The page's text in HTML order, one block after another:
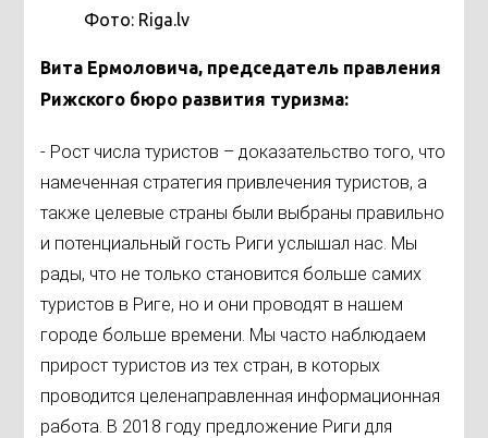
Фото: Riga.lv
Вита Ермоловича, председатель правления
Рижского бюро развития туризма:
- Рост числа туристов – доказательство того, что
намеченная стратегия привлечения туристов, а
также целевые страны были выбраны правильно
и потенциальный гость Риги услышал нас. Мы
рады, что не только становится больше самих
туристов в Риге, но и они проводят в нашем
городе больше времени. Мы часто наблюдаем
прирост туристов из тех стран, в которых
проводится целенаправленная информационная
работа. В 2018 году предложение Риги для